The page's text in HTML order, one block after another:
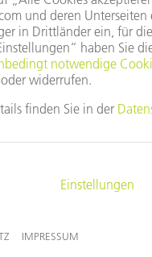
Karosserieteile
ist häufig schwierig.
auf Grün. „Nach
Neben der
1,80 Meter sind für
Projektleiter
Spezialisten des